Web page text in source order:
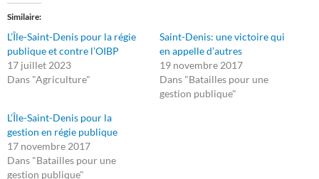
Similaire
L’Île-Saint-Denis pour la régie
publique et contre l’OIBP
17 juillet 2023
Dans "Agriculture"
Saint-Denis: une victoire qui
en appelle d’autres
19 novembre 2017
Dans "Batailles pour une
gestion publique"
L’Île-Saint-Denis pour la
gestion en régie publique
17 novembre 2017
Dans "Batailles pour une
gestion publique"